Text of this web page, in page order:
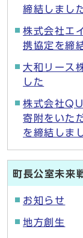
締結しまし
株式会社エ
携協定を締
大和リース
した
株式会社
寄附をいた
を締結しま
町長公室未来
お知らせ
地方創生